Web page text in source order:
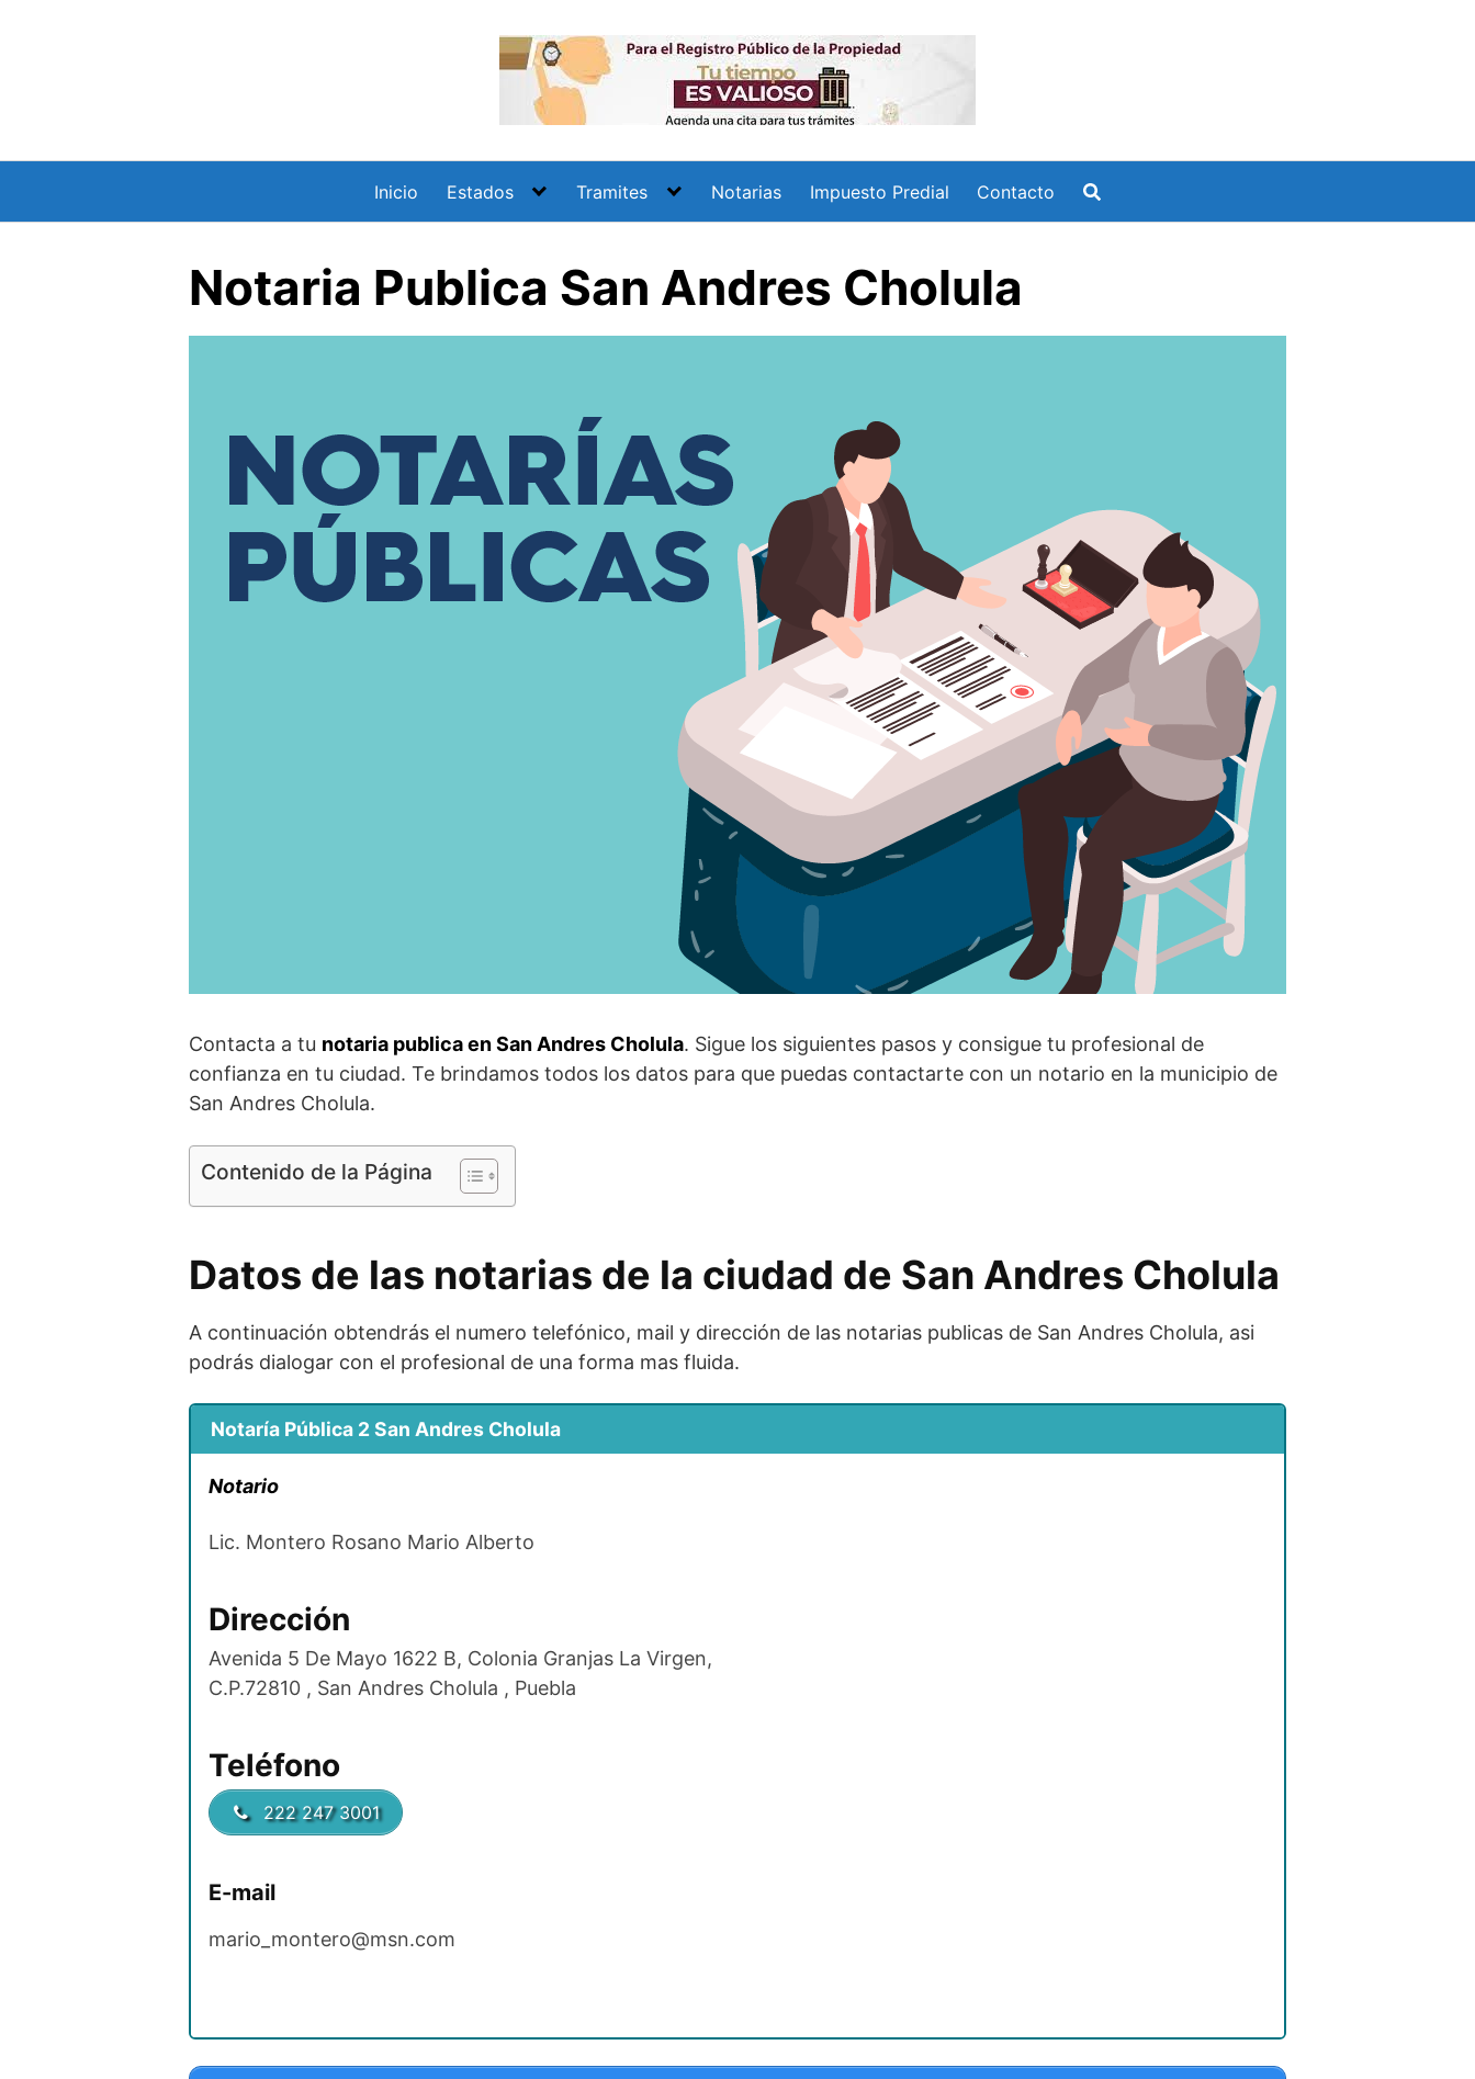
Inicio Estados Tramites Notarias Impuesto Predial Contacto
Notaria Publica San Andres Cholula
Contacta a tu notaria publica en San Andres Cholula. Sigue los siguientes pasos y consigue tu profesional de
confianza en tu ciudad. Te brindamos todos los datos para que puedas contactarte con un notario en la municipio de
San Andres Cholula.
Contenido de la Página
Datos de las notarias de la ciudad de San Andres Cholula
A continuación obtendrás el numero telefónico, mail y dirección de las notarias publicas de San Andres Cholula, asi
podrás dialogar con el profesional de una forma mas fluida.
Notaría Pública 2 San Andres Cholula
Notario
Lic. Montero Rosano Mario Alberto
Dirección
Avenida 5 De Mayo 1622 B, Colonia Granjas La Virgen,
C.P.72810 , San Andres Cholula , Puebla
Teléfono
222 247 3001
E-mail
mario_montero@msn.com